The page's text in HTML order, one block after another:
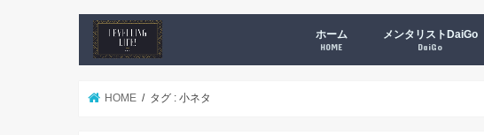
ホーム
HOME
メンタリストDaiGo
DaiGo
HOME タグ : 小ネタ